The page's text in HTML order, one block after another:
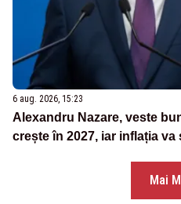
6 aug. 2026, 15:23
Alexandru Nazare, veste
crește în 2027, iar inflația va
Mai